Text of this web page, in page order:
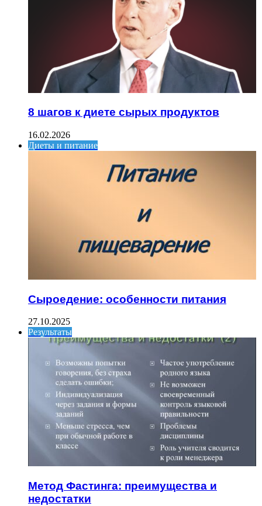
8 шагов к диете сырых продуктов
16.02.2026
Диеты и питание
Сыроедение: особенности питания
27.10.2025
Результаты
Метод Фастинга: преимущества и
недостатки